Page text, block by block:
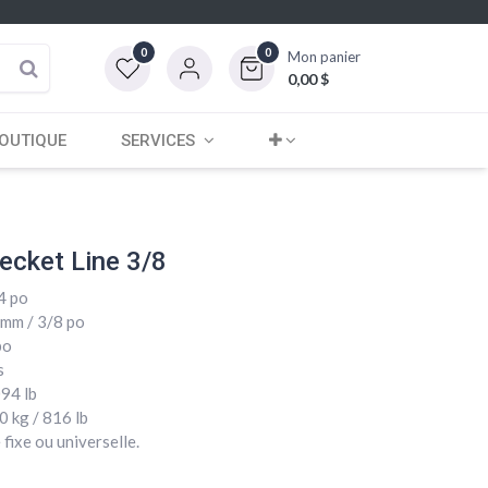
0 0 Mon panier
0,00$
SERVICES
Line 3/8
po
/ 3/8 po
lb
kg / 816 lb
ou universelle.